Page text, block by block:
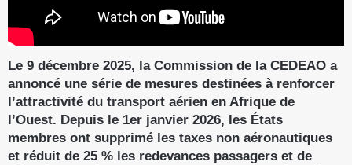
Le 9 décembre 2025, la Commission de la CEDEAO a
annoncé une série de mesures destinées à renforcer
l’attractivité du transport aérien en Afrique de
l’Ouest. Depuis le 1er janvier 2026, les États
membres ont supprimé les taxes non aéronautiques
et réduit de 25 % les redevances passagers et de